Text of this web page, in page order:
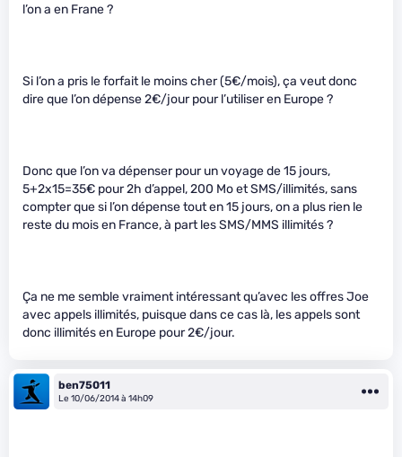
l’on a en Frane ?
Si l’on a pris le forfait le moins cher (5€/mois), ça veut donc
dire que l’on dépense 2€/jour pour l’utiliser en Europe ?
Donc que l’on va dépenser pour un voyage de 15 jours,
5+2x15=35€ pour 2h d’appel, 200 Mo et SMS/illimités, sans
compter que si l’on dépense tout en 15 jours, on a plus rien le
reste du mois en France, à part les SMS/MMS illimités ?
Ça ne me semble vraiment intéressant qu’avec les offres Joe
avec appels illimités, puisque dans ce cas là, les appels sont
donc illimités en Europe pour 2€/jour.
ben75011
Le 10/06/2014 à 14h09